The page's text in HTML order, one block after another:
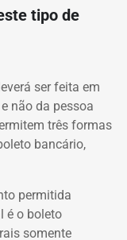
tipo de
ser feita em
não da pessoa
três formas
bancário,
permitida
é o boleto
somente